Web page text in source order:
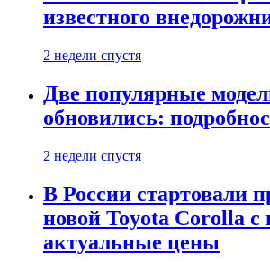
известного
2 недели спустя
Две популярные
обновились:
2 недели спустя
В России стартовали
новой Toyota Corolla с
актуальные цены